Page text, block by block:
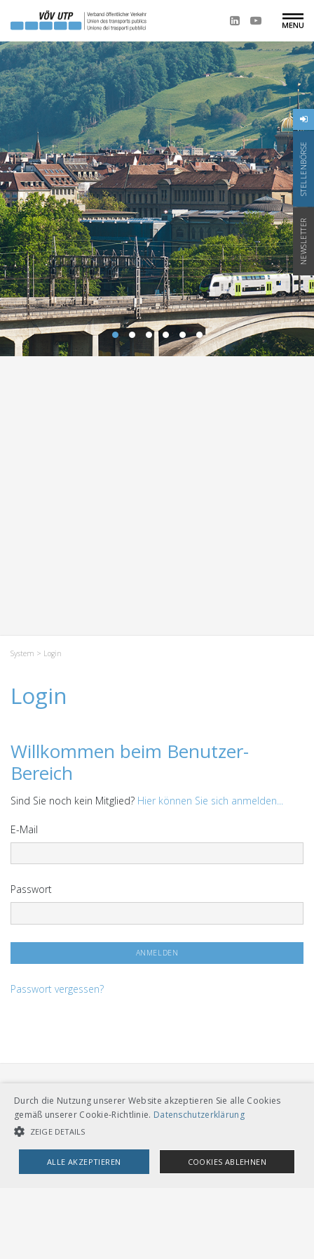
STELLENBÖRSE
NEWSLETTER
System > Login
Login
Willkommen beim Benutzer-
Bereich
Sind Sie noch kein Mitglied? Hier können Sie sich anmelden...
E-Mail
Passwort
Passwort vergessen?
VERBAND ÖFFENTLICHER VERKEHR
Dählhölzliweg 12
CH-3005 Bern
Durch die Nutzung unserer Website akzeptieren Sie alle Cookies
gemäß unserer Cookie-Richtlinie. Datenschutzerklärung
ZEIGE DETAILS
ALLE AKZEPTIEREN COOKIES ABLEHNEN